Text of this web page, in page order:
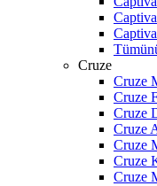
Cruze
Cruze
Cruze
Cruze
Cruze
Cruze
Cruze
Cruze